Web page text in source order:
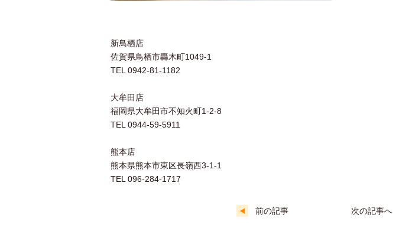
新鳥栖店
佐賀県鳥栖市轟木町1049-1
TEL 0942-81-1182
大牟田店
福岡県大牟田市不知火町1-2-8
TEL 0944-59-5911
熊本店
熊本県熊本市東区長嶺西3-1-1
TEL 096-284-1717
前の記事 次の記事へ